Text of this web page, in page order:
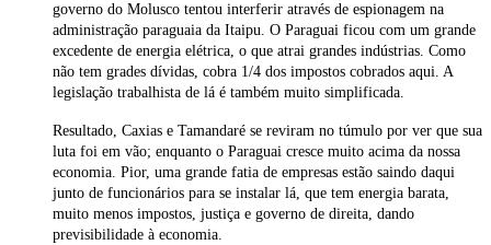
governo do Molusco tentou interferir através de espionagem na
administração paraguaia da Itaipu. O Paraguai ficou com um grande
excedente de energia elétrica, o que atrai grandes indústrias. Como
não tem grades dívidas, cobra 1/4 dos impostos cobrados aqui. A
legislação trabalhista de lá é também muito simplificada.
Resultado, Caxias e Tamandaré se reviram no túmulo por ver que sua
luta foi em vão; enquanto o Paraguai cresce muito acima da nossa
economia. Pior, uma grande fatia de empresas estão saindo daqui
junto de funcionários para se instalar lá, que tem energia barata,
muito menos impostos, justiça e governo de direita, dando
previsibilidade à economia.